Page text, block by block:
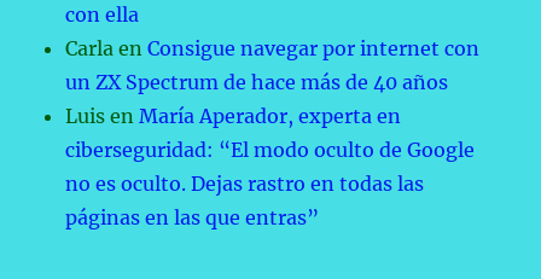
con ella
Carla enConsigue navegar por internet con
un ZX Spectrum de hace más de 40 años
Luis enMaría Aperador, experta en
ciberseguridad: “El modo oculto de Google
no es oculto. Dejas rastro en todas las
páginas en las que entras”